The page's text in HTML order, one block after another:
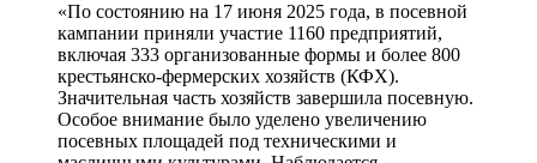
«По состоянию на 17 июня 2025 года, в посевной
кампании приняли участие 1160 предприятий,
включая 333 организованные формы и более 800
крестьянско-фермерских хозяйств (КФХ).
Значительная часть хозяйств завершила посевную.
Особое внимание было уделено увеличению
посевных площадей под техническими и